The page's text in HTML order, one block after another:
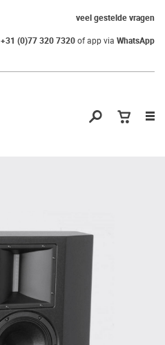
veel gestelde vragen
+31 (0)77 320 7320of app via WhatsApp